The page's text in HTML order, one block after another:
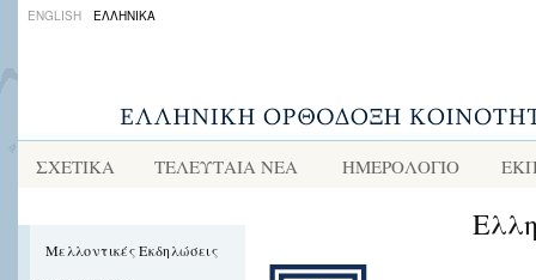
ENGLISH ΕΛΛΗΝΙΚΑ
ΣΧΕΤΙΚΑ ΤΕΛΕΥΤΑΙΑ ΝΕΑ ΗΜΕΡΟΛΟΓΙΟ
Μελλοντικές Εκδηλώσεις